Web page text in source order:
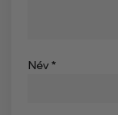
Név *